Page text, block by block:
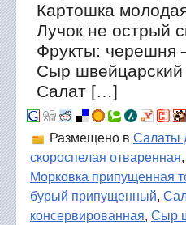
Картошка
Лучок не острый
Фрукты: черешня
Сыр швейцарский
Салат […]
Размещено в Салаты
скороспелая отваренная,
Морковка припущенная
бурый припущенный,
консервированная, Сыр